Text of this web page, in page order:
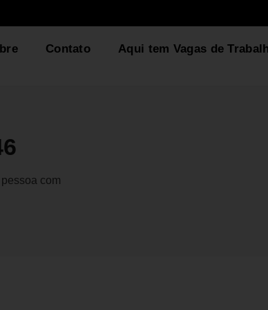
Contato Aqui tem Vagas de
com